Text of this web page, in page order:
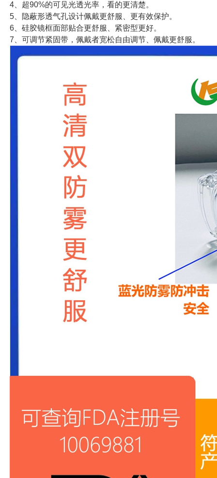
4、超90%的可见光透光率，看的更清楚。
5、隐蔽形透气孔设计佩戴更舒服、更有效保护。
6、硅胶镜框面部贴合更舒服、紧密型更好。
7、可调节紧固带，佩戴者宽松自由调节、佩戴更舒服。